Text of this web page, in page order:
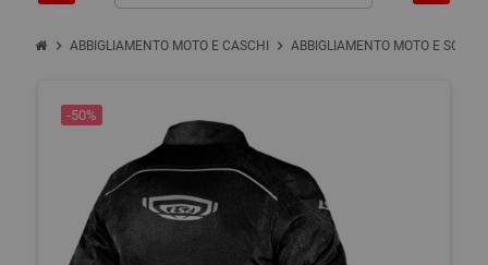
chevron_right ABBIGLIAMENTO MOTO E CASCHI chevron_right ABBIGLIAMENTO MOTO E
-50%